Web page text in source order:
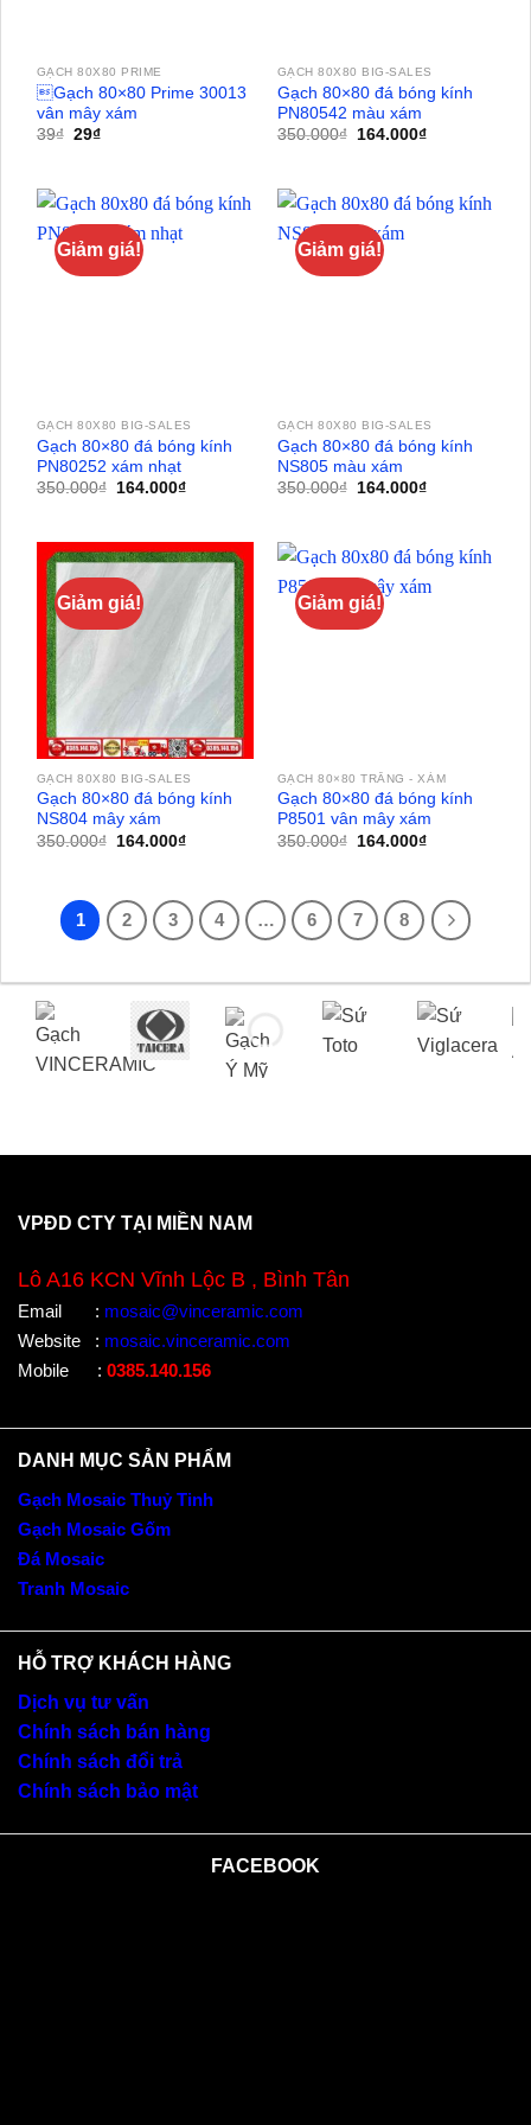
GẠCH 80X80 PRIME
Gạch 80×80 Prime 30013
vân mây xám
39₫ Giá
29₫Giá
29₫.
GẠCH 80X80 BIG-SALES
Gạch 80×80 đá bóng kính
PN80542 màu xám
350.000₫
Giá
164.000₫Giá
164.000₫.
Giảm giá!
GẠCH 80X80 BIG-SALES
Gạch 80×80 đá bóng kính
PN80252 xám nhạt
350.000₫
Giá
164.000₫Giá
164.000₫.
Giảm giá!
GẠCH 80X80 BIG-SALES
Gạch 80×80 đá bóng kính
NS805 màu xám
350.000₫
Giá
164.000₫Giá
164.000₫.
Giảm giá!
GẠCH 80X80 BIG-SALES
Gạch 80×80 đá bóng kính
NS804 mây xám
350.000₫
Giá
164.000₫Giá
164.000₫.
Giảm giá!
GẠCH 80×80 TRẮNG - XÁM
Gạch 80×80 đá bóng kính
P8501 vân mây xám
350.000₫
Giá
164.000₫Giá
164.000₫.
1 2 3 4 … 6 7 8
VPĐD CTY TẠI MIỀN NAM
Lô A16 KCN Vĩnh Lộc B , Bình Tân
Email : mosaic@vinceramic.com
Website
: mosaic.vinceramic.com
Mobile
: 0385.140.156
DANH MỤC SẢN PHẨM
Gạch Mosaic Thuỷ Tinh
Gạch Mosaic Gốm
Đá Mosaic
Tranh Mosaic
HỖ TRỢ KHÁCH HÀNG
Dịch vụ tư vấn
Chính sách bán hàng
Chính sách đổi trả
Chính sách bảo mật
FACEBOOK